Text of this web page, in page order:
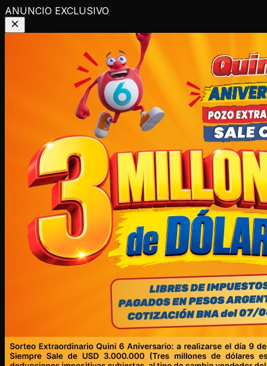
ANUNCIO EXCLUSIVO